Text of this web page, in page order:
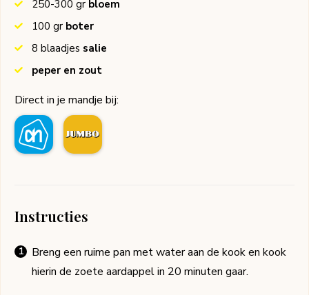
250-300 gr bloem
100 gr boter
8 blaadjes salie
peper en zout
Direct in je mandje bij:
Instructies
Breng een ruime pan met water aan de kook en kook
hierin de zoete aardappel in 20 minuten gaar.